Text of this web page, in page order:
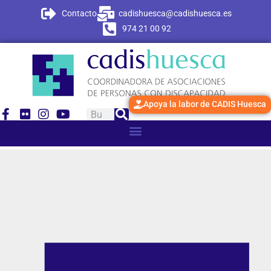
Contacto
cadishuesca@cadishuesca.es
974 21 00 92
Apoya la labor de CADIS Huesca